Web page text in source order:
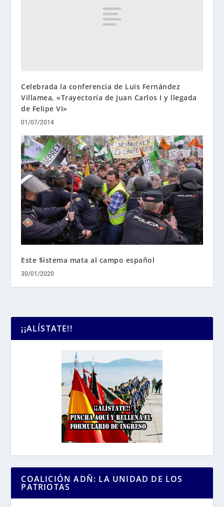
Celebrada la conferencia de Luis Fernández
Villamea, «Trayectoría de Juan Carlos I y llegada
de Felipe VI»
01/07/2014
Este $istema mata al campo español
30/01/2020
¡¡ALÍSTATE!!
COALICIÓN ADÑ: LA UNIDAD DE LOS
PATRIOTAS